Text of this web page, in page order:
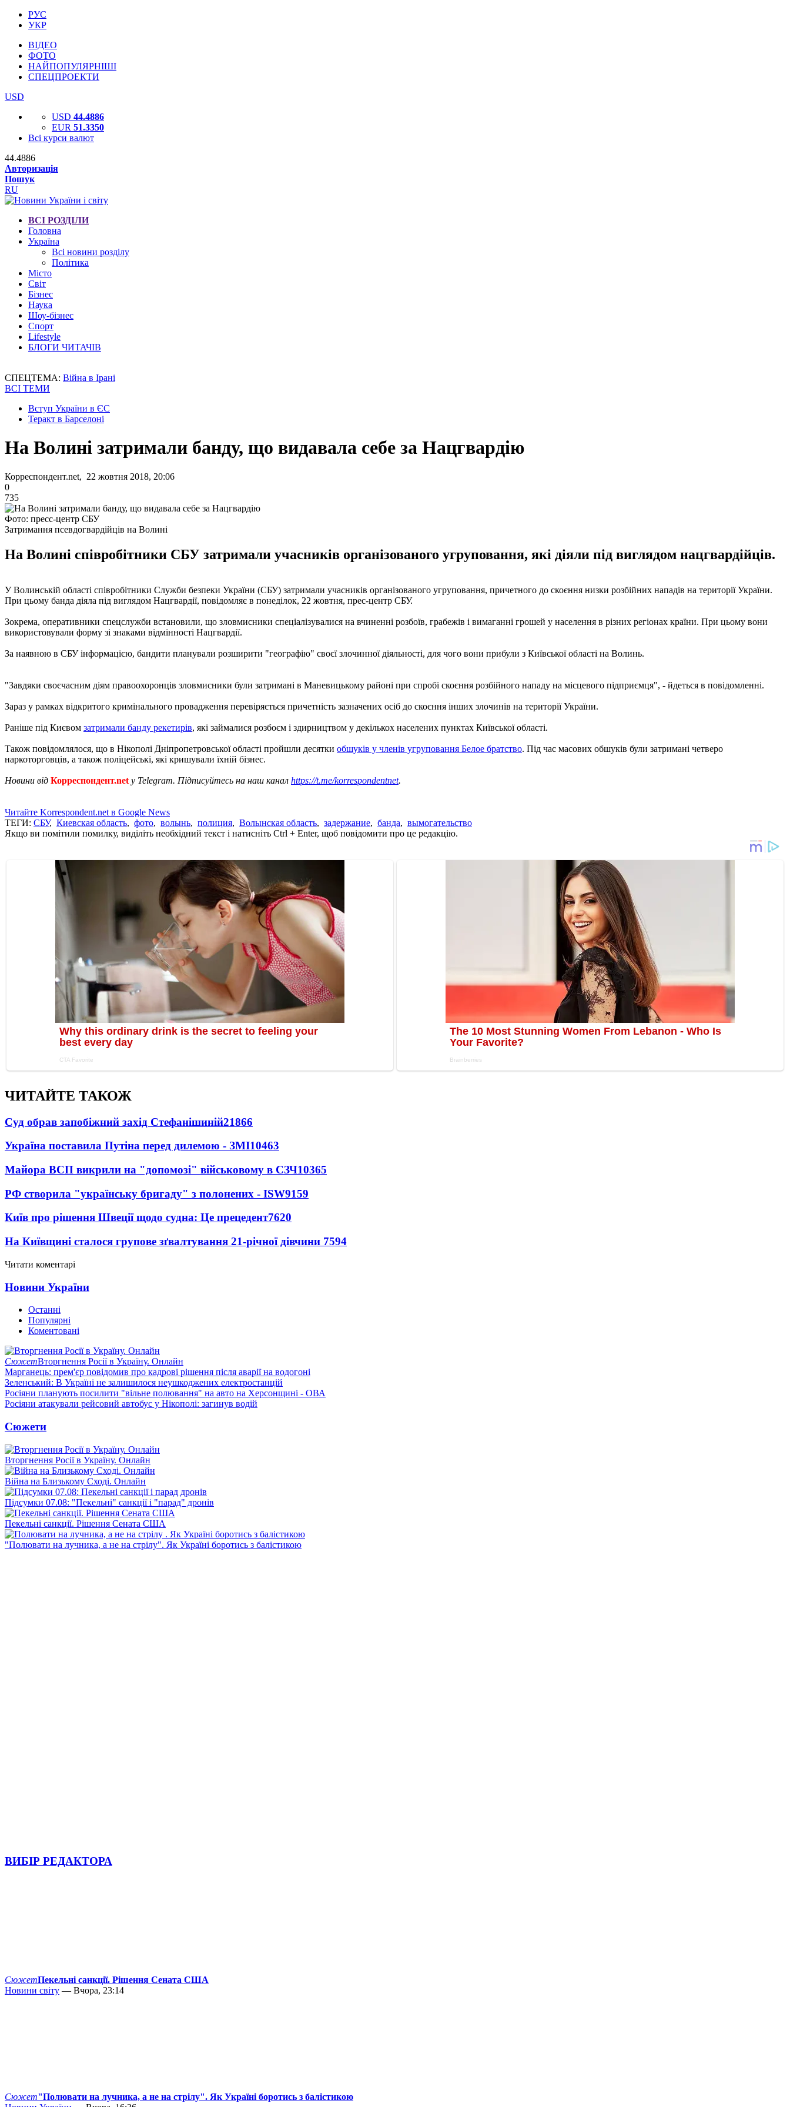
РУС
УКР
ВІДЕО
ФОТО
НАЙПОПУЛЯРНІШІ
СПЕЦПРОЕКТИ
USD
USD 44.4886
EUR 51.3350
Всі курси валют
44.4886
Авторизація
Пошук
RU
ВСІ РОЗДІЛИ
Головна
Україна
Всі новини розділу
Політика
Місто
Світ
Бізнес
Наука
Шоу-бізнес
Спорт
Lifestyle
БЛОГИ ЧИТАЧІВ
СПЕЦТЕМА: Війна в Ірані
ВСІ ТЕМИ
Вступ України в ЄС
Теракт в Барселоні
На Волині затримали банду, що видавала себе за Нацгвардію
Корреспондент.net, 22 жовтня 2018, 20:06
0
735
Фото: пресс-центр СБУ
Затримання псевдогвардійців на Волині
На Волині співробітники СБУ затримали учасників організованого угруповання, які діяли під виглядом нацгвардійців.
У Волинській області співробітники Служби безпеки України (СБУ) затримали учасників організованого угруповання, причетного до скоєння низки розбійних нападів на території України.
При цьому банда діяла під виглядом Нацгвардії, повідомляє в понеділок, 22 жовтня, прес-центр СБУ.
Зокрема, оперативники спецслужби встановили, що зловмисники спеціалізувалися на вчиненні розбоїв, грабежів і вимаганні грошей у населення в різних регіонах країни. При цьому вони
використовували форму зі знаками відмінності Нацгвардії.
За наявною в СБУ інформацією, бандити планували розширити "географію" своєї злочинної діяльності, для чого вони прибули з Київської області на Волинь.
"Завдяки своєчасним діям правоохоронців зловмисники були затримані в Маневицькому районі при спробі скоєння розбійного нападу на місцевого підприємця", - йдеться в повідомленні.
Зараз у рамках відкритого кримінального провадження перевіряється причетність зазначених осіб до скоєння інших злочинів на території України.
Раніше під Києвом затримали банду рекетирів, які займалися розбоєм і здирництвом у декількох населених пунктах Київської області.
Також повідомлялося, що в Нікополі Дніпропетровської області пройшли десятки обшуків у членів угруповання Белое братство. Під час масових обшуків були затримані четверо
наркоторговців, а також поліцейські, які кришували їхній бізнес.
Новини від Корреспондент.net у Telegram. Підписуйтесь на наш канал https://t.me/korrespondentnet.
Читайте Korrespondent.net в Google News
ТЕГИ: СБУ, Киевская область, фото, волынь, полиция, Волынская область, задержание, банда, вымогательство
Якщо ви помітили помилку, виділіть необхідний текст і натисніть Ctrl + Enter, щоб повідомити про це редакцію.
ЧИТАЙТЕ ТАКОЖ
Суд обрав запобіжний захід Стефанішиній21866
Україна поставила Путіна перед дилемою - ЗМІ10463
Майора ВСП викрили на "допомозі" військовому в СЗЧ10365
РФ створила "українську бригаду" з полонених - ISW9159
Київ про рішення Швеції щодо судна: Це прецедент7620
На Київщині сталося групове зґвалтування 21-річної дівчини 7594
Читати коментарі
Новини України
Останні
Популярні
Коментовані
СюжетВторгнення Росії в Україну. Онлайн
Марганець: прем'єр повідомив про кадрові рішення після аварії на водогоні
Зеленський: В Україні не залишилося неушкоджених електростанцій
Росіяни планують посилити "вільне полювання" на авто на Херсонщині - ОВА
Росіяни атакували рейсовий автобус у Нікополі: загинув водій
Сюжети
Вторгнення Росії в Україну. Онлайн
Війна на Близькому Сході. Онлайн
Підсумки 07.08: "Пекельні" санкції і "парад" дронів
Пекельні санкції. Рішення Сената США
"Полювати на лучника, а не на стрілу". Як Україні боротись з балістикою
ВИБІР РЕДАКТОРА
СюжетПекельні санкції. Рішення Сената США
Новини світу — Вчора, 23:14
Сюжет"Полювати на лучника, а не на стрілу". Як Україні боротись з балістикою